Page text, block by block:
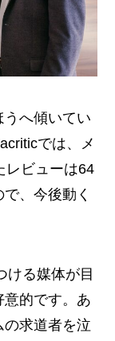
うへ傾いてい
では、メ
レビューは64
、今後動く
ける媒体が目
的です。あ
の求道者を泣